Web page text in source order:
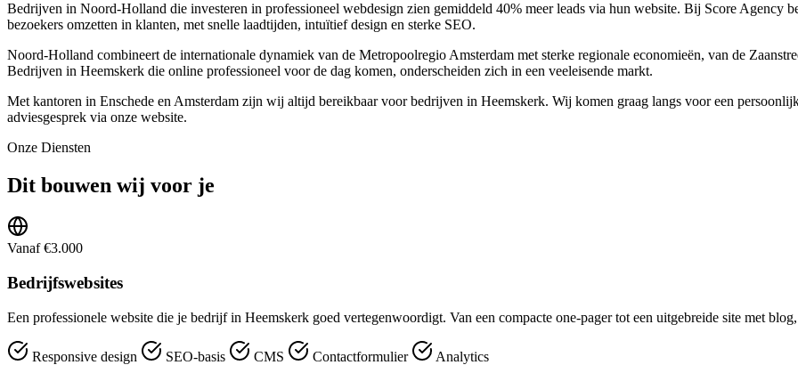
Bedrijven in Noord-Holland die investeren in professioneel webdesign zien gemiddeld 40% meer leads via hun website. Bij Score Agency
bezoekers omzetten in klanten, met snelle laadtijden, intuïtief design en sterke SEO.
Noord-Holland combineert de internationale dynamiek van de Metropoolregio Amsterdam met sterke regionale economieën, van de
Bedrijven in Heemskerk die online professioneel voor de dag komen, onderscheiden zich in een veeleisende markt.
Met kantoren in Enschede en Amsterdam zijn wij altijd bereikbaar voor bedrijven in Heemskerk. Wij komen graag langs voor een
adviesgesprek via onze website.
Onze Diensten
Dit bouwen wij voor je
Vanaf €3.000
Bedrijfswebsites
Een professionele website die je bedrijf in Heemskerk goed vertegenwoordigt. Van een compacte one-pager tot een uitgebreide site met
Responsive design SEO-basis CMS Contactformulier Analytics